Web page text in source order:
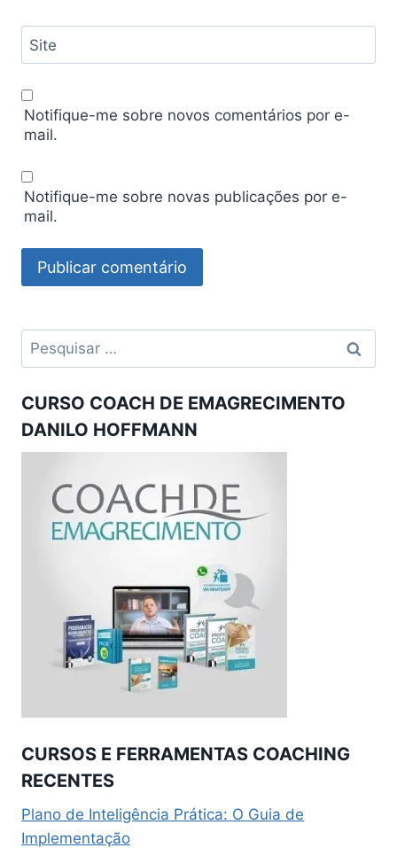
Site
Notifique-me sobre novos comentários por e-
mail.
Notifique-me sobre novas publicações por e-
mail.
Pesquisar
por:
CURSO COACH DE EMAGRECIMENTO
DANILO HOFFMANN
CURSOS E FERRAMENTAS COACHING
RECENTES
Plano de Inteligência Prática: O Guia de
Implementação